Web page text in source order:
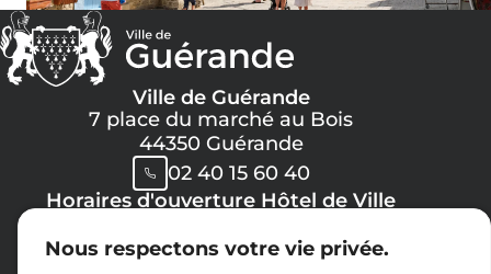
Nous respectons votre vie privée.
Ville de Guérande
7 place du marché au Bois
44350 Guérande
02 40 15 60 40
Horaires d'ouverture Hôtel de Ville
Lundi, Mercredi, Jeudi, Vendredi :
08h30 -> 12h00